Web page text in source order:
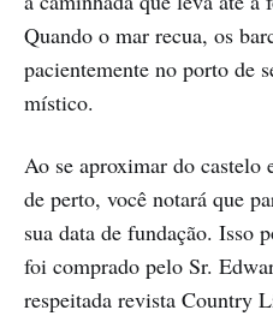
Quando o mar recua, os
pacientemente no porto de
místico.
Ao se aproximar do castelo
de perto, você notará que
sua data de fundação. Isso
foi comprado pelo Sr.
respeitada revista Country